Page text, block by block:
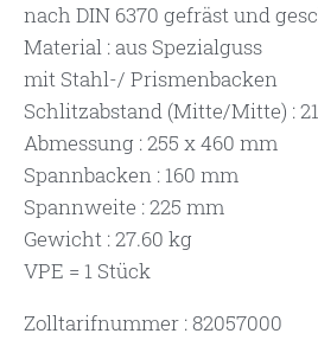
nach DIN 6370 gefräst und
Material : aus Spezialguss
mit Stahl-/ Prismenbacken
Schlitzabstand (Mitte/Mitte) :
Abmessung : 255 x 460 mm
Spannbacken : 160 mm
Spannweite : 225 mm
Gewicht : 27.60 kg
VPE = 1 Stück
Zolltarifnummer : 82057000